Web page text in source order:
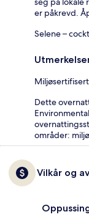
er påkrevd.
Selene –
Dette
områder:
Vilkår og